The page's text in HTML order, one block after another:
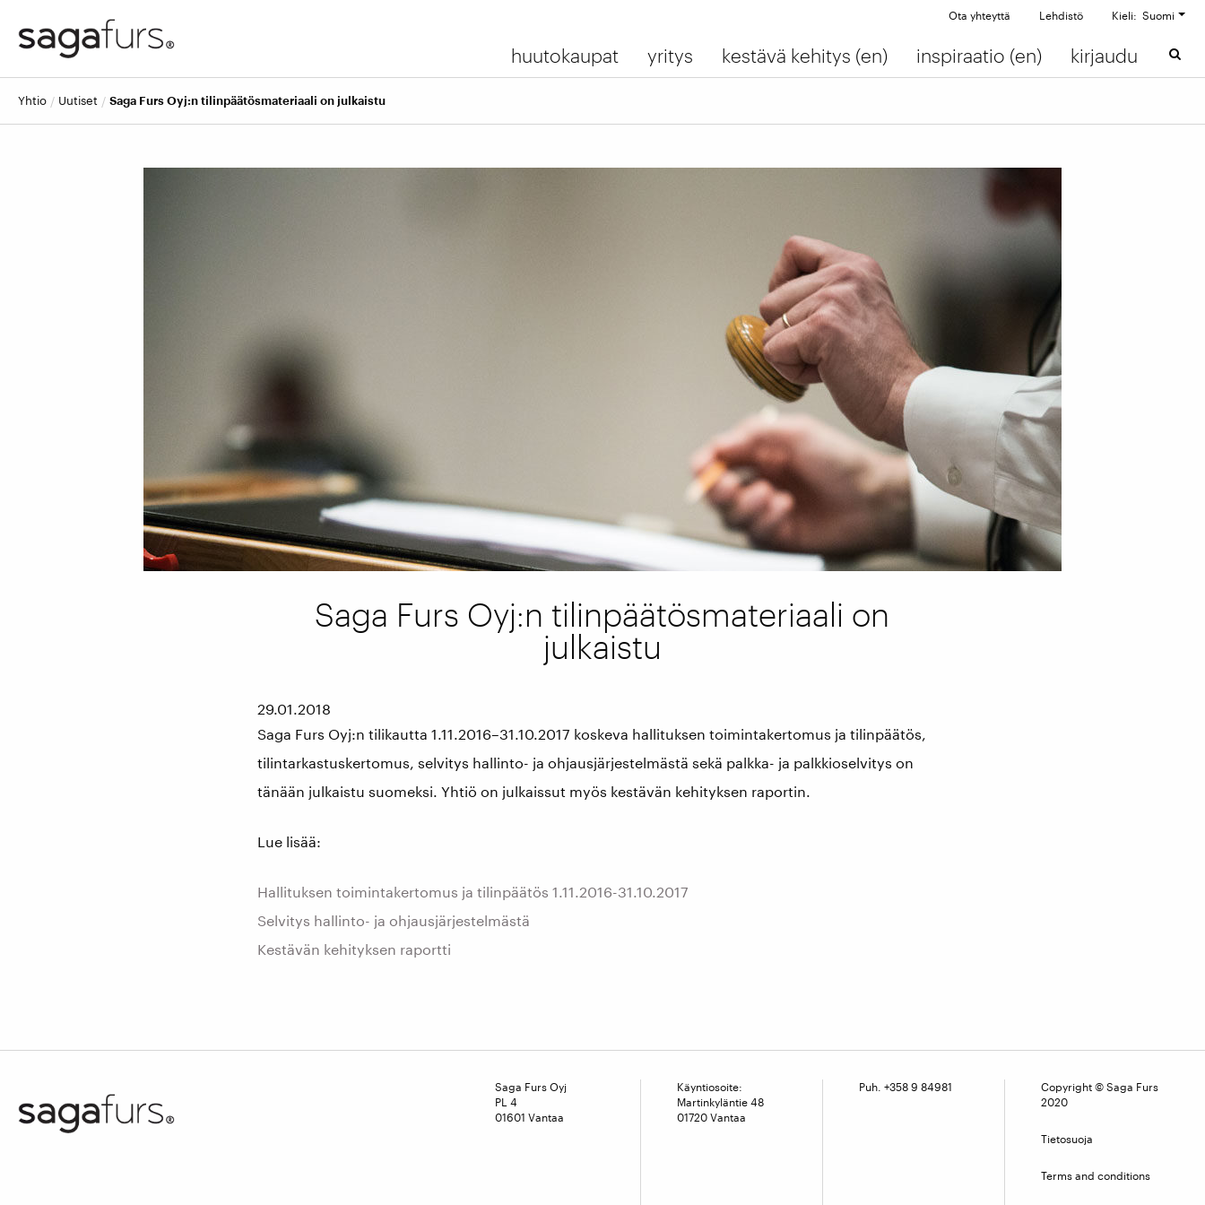
Ota yhteyttä Lehdistö Kieli: Suomi
huutokaupat yritys kestävä kehitys (en) inspiraatio (en) kirjaudu
yhtio uutiset Saga Furs Oyj:n tilinpäätösmateriaali on julkaistu
Saga Furs Oyj:n tilinpäätösmateriaali on
julkaistu
29.01.2018
Saga Furs Oyj:n tilikautta 1.11.2016–31.10.2017 koskeva hallituksen toimintakertomus ja tilinpäätös,
tilintarkastuskertomus, selvitys hallinto- ja ohjausjärjestelmästä sekä palkka- ja palkkioselvitys on
tänään julkaistu suomeksi. Yhtiö on julkaissut myös kestävän kehityksen raportin.
Lue lisää:
Hallituksen toimintakertomus ja tilinpäätös 1.11.2016-31.10.2017
Selvitys hallinto- ja ohjausjärjestelmästä
Kestävän kehityksen raportti
Saga Furs Oyj
PL 4
01601 Vantaa
Käyntiosoite:
Martinkyläntie 48
01720 Vantaa
Puh. +358 9 84981
Copyright © Saga Furs
2020
Tietosuoja
Terms and conditions